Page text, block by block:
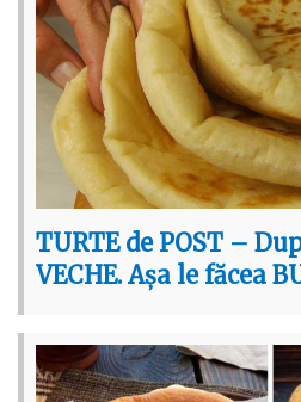
TURTE de POST –
VECHE. Așa le făcea